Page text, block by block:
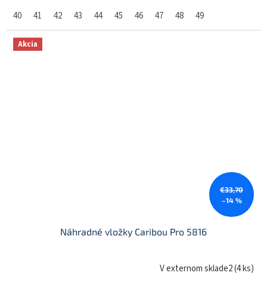
40 41 42 43 44 45 46 47 48 49
Akcia
€33,70
–14 %
Náhradné vložky Caribou Pro 5816
V externom sklade2(4 ks)